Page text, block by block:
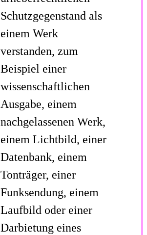
Schutzgegenstand als
einem Werk
verstanden, zum
Beispiel einer
wissenschaftlichen
Ausgabe, einem
nachgelassenen Werk,
einem Lichtbild, einer
Datenbank, einem
Tonträger, einer
Funksendung, einem
Laufbild oder einer
Darbietung eines